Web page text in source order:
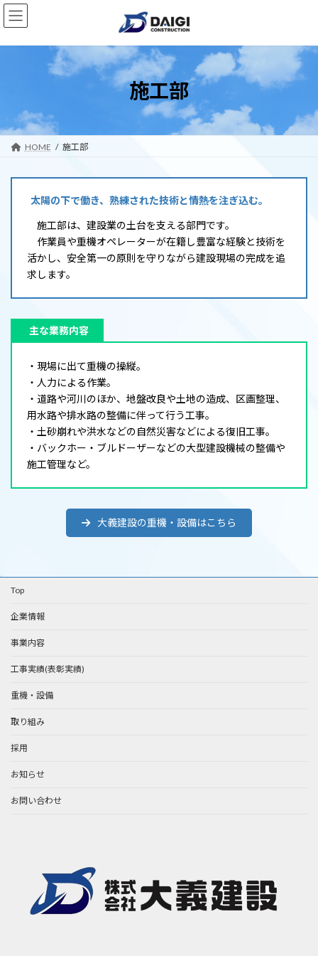
コ
ン
ン
プ
ナ
ビ
ー
動
施工部
HOME 施工部
太陽の下で働き、熟練された技術と情熱を注ぎ込む。
施工部は、建設業の土台を支える部門です。
作業員や重機オペレーターが在籍し豊富な経験と技術を
活かし、安全第一の原則を守りながら建設現場の完成を追
求します。
主な業務内容
・現場に出て重機の操縦。
・人力による作業。
・道路や河川のほか、地盤改良や土地の造成、区画整理、
用水路や排水路の整備に伴って行う工事。
・土砂崩れや洪水などの自然災害などによる復旧工事。
・バックホー・ブルドーザーなどの大型建設機械の整備や
施工管理など。
大義建設の重機・設備はこちら
Top
企業情報
事業内容
工事実績(表彰実績)
重機・設備
取り組み
採用
お知らせ
お問い合わせ